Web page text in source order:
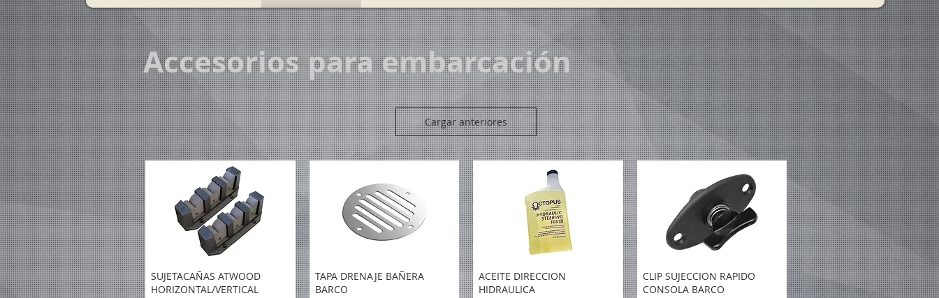
Accesorios para embarcación
Cargar anteriores
SUJETACAÑAS ATWOOD
HORIZONTAL/VERTICAL
TAPA DRENAJE BAÑERA
BARCO
ACEITE DIRECCION
HIDRAULICA
CLIP SUJECCION RAPIDO
CONSOLA BARCO